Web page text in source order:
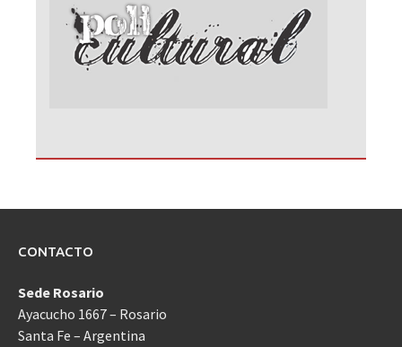
CONTACTO
Sede Rosario
Ayacucho 1667 – Rosario
Santa Fe – Argentina